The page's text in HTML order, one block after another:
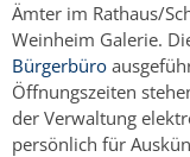
Ämter im Rathaus/
Weinheim Galerie.
Bürgerbüro
Öffnungszeiten
der Verwaltung
persönlich für